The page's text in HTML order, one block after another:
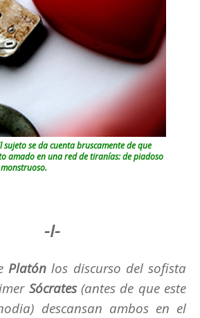
sujeto se da cuenta bruscamente de que
amado en una red de tiranías: de piadoso
-I-
Platón los discurso del sofista
Sócrates(antes de que este
) descansan ambos en el